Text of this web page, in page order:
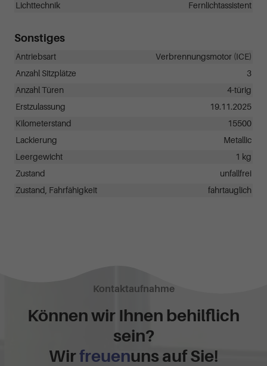
Lichttechnik
Fernlichtassistent
Sonstiges
Antriebsart
Verbrennungsmotor (ICE)
Anzahl Sitzplätze
3
Anzahl Türen
4-türig
Erstzulassung
19.11.2025
Kilometerstand
15500
Lackierung
Metallic
Leergewicht
1 kg
Zustand
unfallfrei
Zustand, Fahrfähigkeit
fahrtauglich
Kontaktaufnahme
Können wir Ihnen behilflich
sein?
Wirfreuenuns auf Sie!